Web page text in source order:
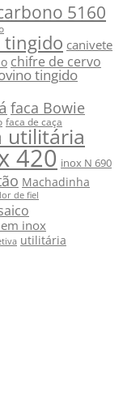
5160
tingido canivete
chifre de cervo
tingido
faca Bowie
faca de caça
utilitária
420 inox N 690
Machadinha
de fiel
inox
utilitária